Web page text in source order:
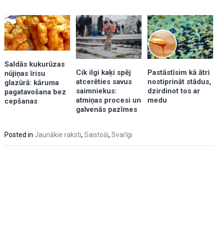
Saldās kukurūzas
nūjiņas īrisu
glazūrā: kāruma
pagatavošana bez
cepšanas
Cik ilgi kaķi spēj
atcerēties savus
saimniekus:
atmiņas procesi un
galvenās pazīmes
Pastāstīsim kā ātri
nostiprināt stādus,
dzirdinot tos ar
medu
Posted in Jaunākie raksti,Saistoši,Svarīgi